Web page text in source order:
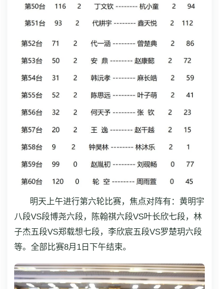
明天上午进行第六轮比赛，焦点对阵有：黄明宇
八段VS段博尧六段，陈翰祺六段VS叶长欣七段，林
子杰五段VS郑载想七段，李欣宸五段VS罗楚玥六段
等。全部比赛8月1日下午结束。